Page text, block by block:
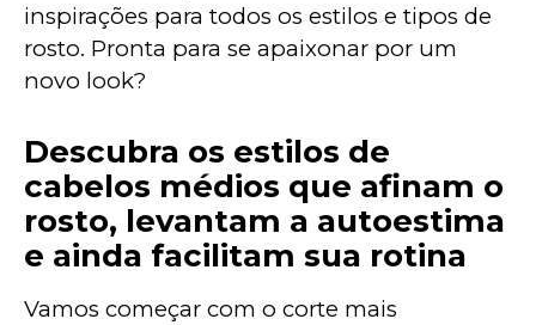
inspirações para todos os estilos e tipos de
rosto. Pronta para se apaixonar por um
novo look?
Descubra os estilos de
cabelos médios que afinam o
rosto, levantam a autoestima
e ainda facilitam sua rotina
Vamos começar com o corte mais